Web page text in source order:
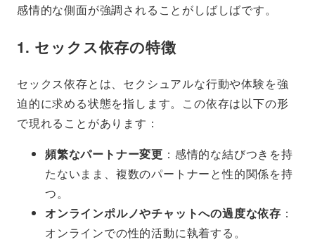
感情的な側面が強調されることがしばしばです。
1. セックス依存の特徴
セックス依存とは、セクシュアルな行動や体験を強
迫的に求める状態を指します。この依存は以下の形
で現れることがあります：
頻繁なパートナー変更 ：感情的な結びつきを持
たないまま、複数のパートナーと性的関係を持
つ。
オンラインポルノやチャットへの過度な依存 ：
オンラインでの性的活動に執着する。